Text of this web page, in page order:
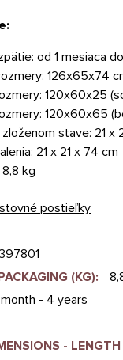
od 1 mesiaca
126x65x74
120x60x25
120x60x65
stave: 21 x
21 x 21 x 74 cm
kg
postieľky
(KG):
month - 4 years
-